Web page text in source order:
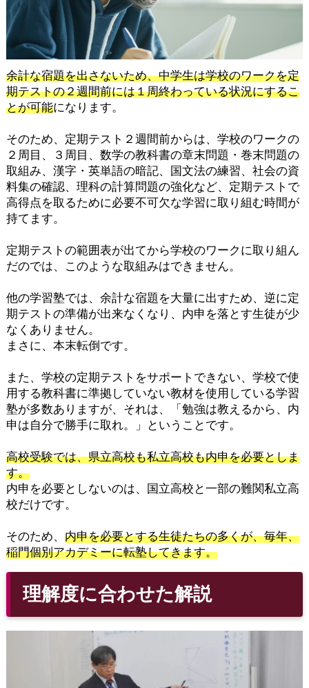
余計な宿題を出さないため、中学生は学校のワークを定
期テストの２週間前には１周終わっている状況にするこ
とが可能になります。
そのため、定期テスト２週間前からは、学校のワークの
２周目、３周目、数学の教科書の章末問題・巻末問題の
取組み、漢字・英単語の暗記、国文法の練習、社会の資
料集の確認、理科の計算問題の強化など、定期テストで
高得点を取るために必要不可欠な学習に取り組む時間が
持てます。
定期テストの範囲表が出てから学校のワークに取り組ん
だのでは、このような取組みはできません。
他の学習塾では、余計な宿題を大量に出すため、逆に定
期テストの準備が出来なくなり、内申を落とす生徒が少
なくありません。
まさに、本末転倒です。
また、学校の定期テストをサポートできない、学校で使
用する教科書に準拠していない教材を使用している学習
塾が多数ありますが、それは、「勉強は教えるから、内
申は自分で勝手に取れ。」ということです。
高校受験では、県立高校も私立高校も内申を必要としま
す。
内申を必要としないのは、国立高校と一部の難関私立高
校だけです。
そのため、 内申を必要とする生徒たちの多くが、毎年、
稲門個別アカデミーに転塾してきます。
理解度に合わせた解説